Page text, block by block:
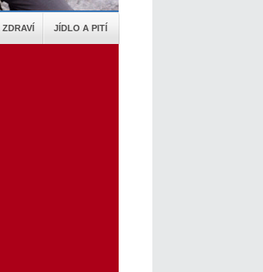
ZDRAVÍ JÍDLO A PITÍ